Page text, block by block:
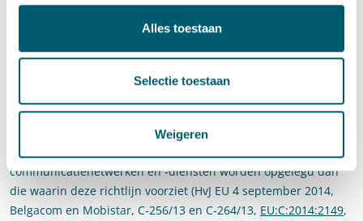
Alles toestaan
Selectie toestaan
Weigeren
Dienstenrichtlijn niet van toepassing op het gebied van
belastingen. Volgens het Hof vormen de leges echter geen
belasting, maar gaat het om een aangelegenheid die valt
communicatie. Volgens vaste rechtspraak van het Hof mogen
in kader van de machtigingsrichtlijn geen andere heffingen of
vergoedingen voor de levering van elektronische-
communicatienetwerken en ‑diensten worden opgelegd dan
die waarin deze richtlijn voorziet (HvJ EU 4 september 2014,
Belgacom en Mobistar, C‑256/13 en C‑264/13, EU:C:2014:2149,